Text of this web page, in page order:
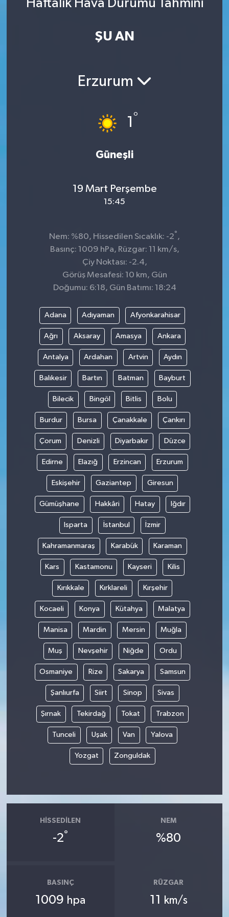
Haftalık Hava Durumu Tahmini
ŞU AN
Erzurum
1 °
Güneşli
19 Mart Perşembe
15:45
Nem: %80, Hissedilen Sıcaklık: -2° ,
Basınç: 1009 hPa, Rüzgar: 11 km/s,
Çiy Noktası: -2.4,
Görüş Mesafesi: 10 km, Gün
Doğumu: 6:18, Gün Batımı: 18:24
Adana Adıyaman Afyonkarahisar
Ağrı Aksaray Amasya Ankara
Antalya Ardahan Artvin Aydın
Balıkesir Bartın Batman Bayburt
Bilecik Bingöl Bitlis Bolu
Burdur Bursa Çanakkale Çankırı
Çorum Denizli Diyarbakır Düzce
Edirne Elazığ Erzincan Erzurum
Eskişehir Gaziantep Giresun
Gümüşhane Hakkâri Hatay Iğdır
Isparta İstanbul İzmir
Kahramanmaraş Karabük Karaman
Kars Kastamonu Kayseri Kilis
Kırıkkale Kırklareli Kırşehir
Kocaeli Konya Kütahya Malatya
Manisa Mardin Mersin Muğla
Muş Nevşehir Niğde Ordu
Osmaniye Rize Sakarya Samsun
Şanlıurfa Siirt Sinop Sivas
Şırnak Tekirdağ Tokat Trabzon
Tunceli Uşak Van Yalova
Yozgat Zonguldak
HISSEDILEN
-2°
NEM
%80
BASINÇ
1009 hpa
RÜZGAR
11 km/s